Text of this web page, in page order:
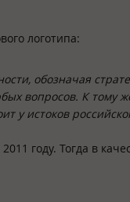
логотипа:
обозначая
вопросов. К тому
у истоков
году. Тогда в